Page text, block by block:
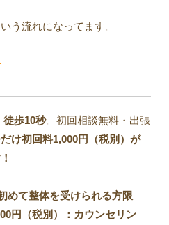
う流れになってます。
徒歩10秒。初回相談無料・出張
け初回料1,000円（税別）が
めて整体を受けられる方限
円（税別）：カウンセリン